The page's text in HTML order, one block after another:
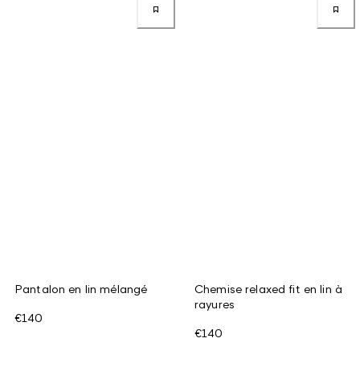
Pantalon en lin mélangé
€140
Chemise relaxed fit en lin à
rayures
€140